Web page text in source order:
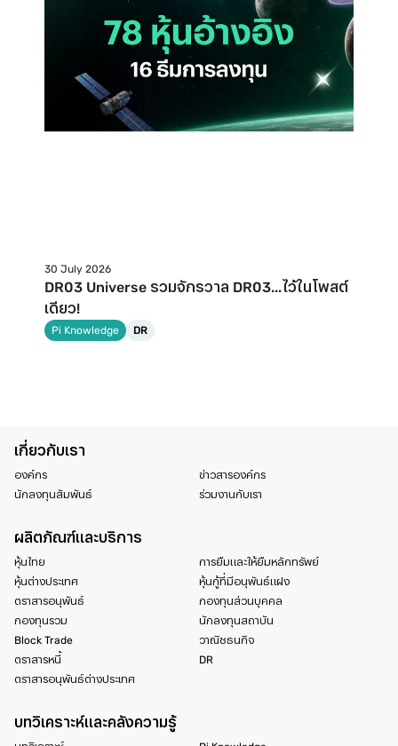
30 July 2026
DR03 Universe รวมจักรวาล DR03...ไว้ในโพสต์
เดียว!
Pi Knowledge DR
เกี่ยวกับเรา
องค์กร
นักลงทุนสัมพันธ์
ข่าวสารองค์กร
ร่วมงานกับเรา
ผลิตภัณฑ์และบริการ
หุ้นไทย
หุ้นต่างประเทศ
ตราสารอนุพันธ์
กองทุนรวม
Block Trade
ตราสารหนี้
ตราสารอนุพันธ์ต่างประเทศ
การยืมและให้ยืมหลักทรัพย์
หุ้นกู้ที่มีอนุพันธ์แฝง
กองทุนส่วนบุคคล
นักลงทุนสถาบัน
วาณิชธนกิจ
DR
บทวิเคราะห์และคลังความรู้